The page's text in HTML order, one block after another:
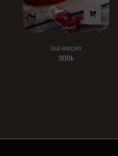
Gül Reçeli
300₺